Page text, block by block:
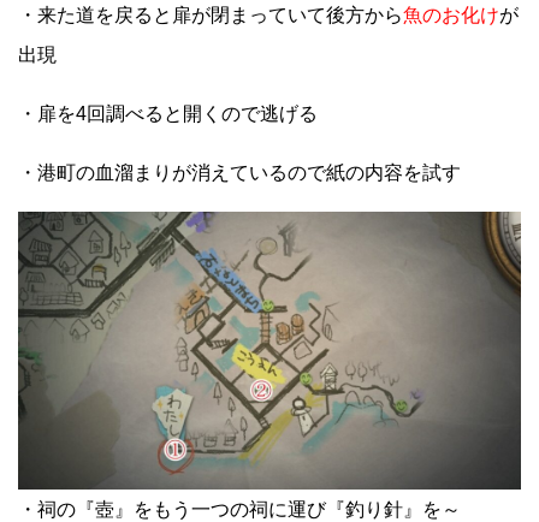
・来た道を戻ると扉が閉まっていて後方から魚のお化けが
出現
・扉を4回調べると開くので逃げる
・港町の血溜まりが消えているので紙の内容を試す
・祠の『壺』をもう一つの祠に運び『釣り針』を～